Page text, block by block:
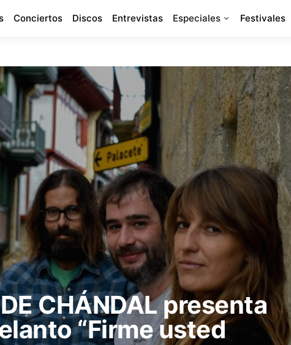
Conciertos Discos Entrevistas Especiales Festivales
CHÁNDAL presenta
“Firme usted